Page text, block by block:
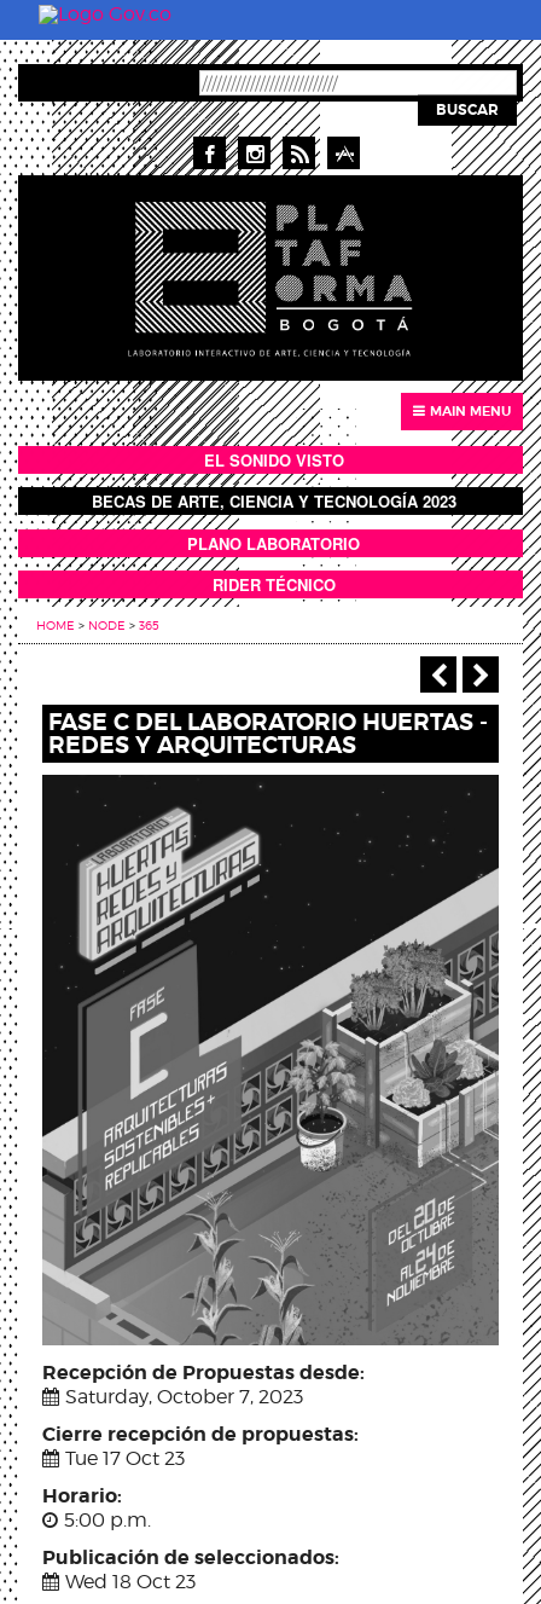
Skip to main content
BUSCAR
MAIN MENU
BOTÓN SONIDO VISTO
EL SONIDO VISTO
BOTON DOMO LLENO
BECAS DE ARTE, CIENCIA Y TECNOLOGÍA 2023
ANEXOS
PLANO LABORATORIO
RIDER TÉCNICO
HOME > NODE > 365
‹
FASE C DEL LABORATORIO HUERTAS -
REDES Y ARQUITECTURAS
Recepción de Propuestas desde:
Saturday, October 7, 2023
Cierre recepción de propuestas:
Tue 17 Oct 23
Horario:
5:00 p.m.
Publicación de seleccionados:
Wed 18 Oct 23